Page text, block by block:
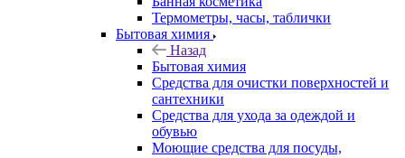
Термометры, часы, таблички
Бытовая химия
Назад
Бытовая химия
Средства для очистки поверхностей и
сантехники
Средства для ухода за одеждой и
обувью
Моющие средства для посуды,